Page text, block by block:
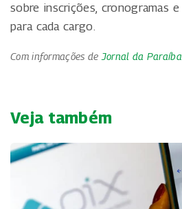
sobre inscrições, cronogramas
para cada cargo.
Com informações de Jornal da Paraíba
Veja também